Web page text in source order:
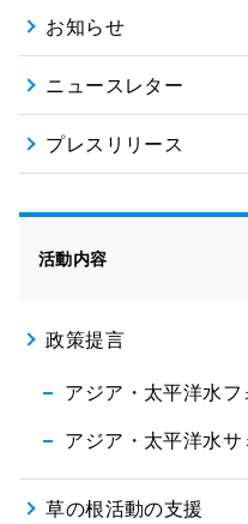
お知らせ
ニュースレター
プレスリリース
活動内容
政策提言
アジア・太平洋水フ
アジア・太平洋水サ
草の根活動の支援